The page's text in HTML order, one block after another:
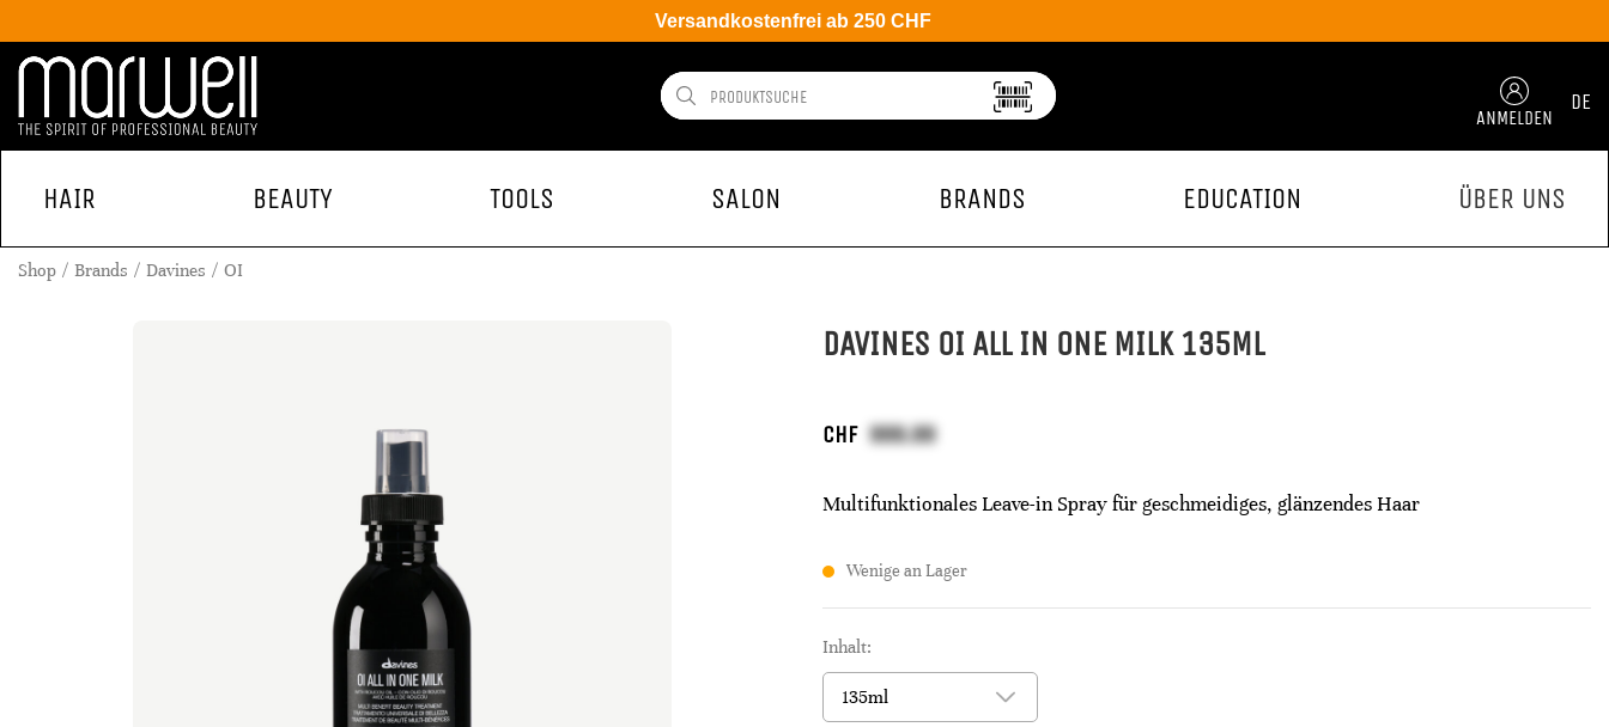
Versandkostenfrei ab 250 CHF
ANMELDEN
DE
HAIR BEAUTY TOOLS SALON BRANDS EDUCATION ÜBER UNS
Shop Brands Davines OI
DAVINES OI ALL IN ONE MILK 135ML
CHF
Multifunktionales Leave-in Spray für geschmeidiges, glänzendes Haar
Wenige an Lager
Inhalt: